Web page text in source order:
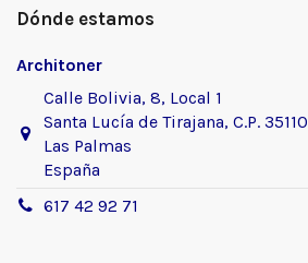
Dónde estamos
Architoner
Calle Bolivia, 8, Local 1
Santa Lucía de Tirajana, C.P. 35110
Las Palmas
España
617 42 92 71